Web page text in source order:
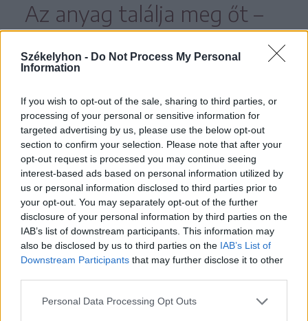
Székelyhon - Do Not Process My Personal
Information
If you wish to opt-out of the sale, sharing to third parties, or
processing of your personal or sensitive information for
targeted advertising by us, please use the below opt-out
section to confirm your selection. Please note that after your
opt-out request is processed you may continue seeing
interest-based ads based on personal information utilized by
us or personal information disclosed to third parties prior to
your opt-out. You may separately opt-out of the further
disclosure of your personal information by third parties on the
IAB’s list of downstream participants. This information may
also be disclosed by us to third parties on the IAB’s List of
Downstream Participants that may further disclose it to other
Personal Data Processing Opt Outs
Az anyag találja meg őt –
mondja – így találtak
egymásra a számára
kincset jelentő
használaton kívüli
bakelitlemezekkel,
filmszalagokkal, majd
később Londonban
bicikligumival, lecserélt
drapériákkal.
Elindulni az ismeretlenbe